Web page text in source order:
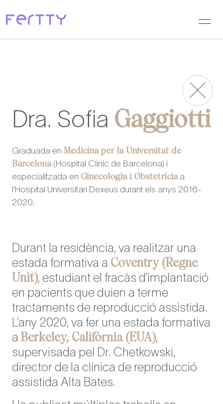
Dra. Sofia Gaggiotti
Graduada en Medicina per la Universitat de
Barcelona(Hospital Clínic de Barcelona) i
especialitzada en Ginecologia i Obstetríciaa
l’Hospital Universitari Dexeus durant els anys 2016-
2020.
Durant la residència, va realitzar una
estada formativa a Coventry (Regne
Unit), estudiant el fracàs d’implantació
en pacients que duien a terme
tractaments de reproducció assistida.
L’any 2020, va fer una estada formativa
a Berkeley, Califòrnia (EUA),
supervisada pel Dr. Chetkowski,
director de la clínica de reproducció
assistida Alta Bates.